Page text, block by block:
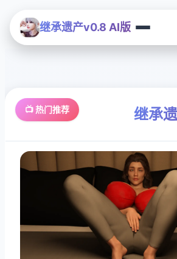
继承遗产v0.8 AI版
📺 热门推荐 继承